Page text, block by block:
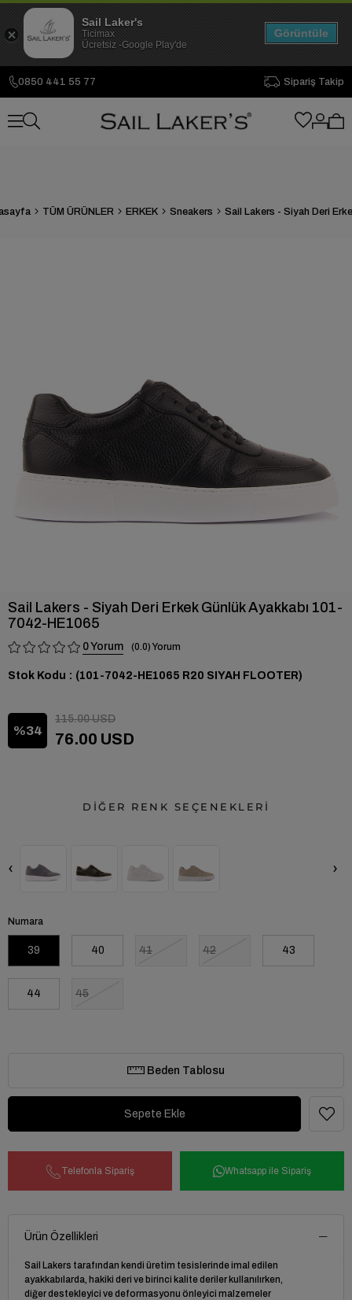
0850 441 55 77 Sipariş Takip
TÜM ÜRÜNLER ERKEK Sneakers
Sail Lakers - Siyah Deri Erkek Günlük Ayakkabı 101-
7042-HE1065
0 0.0
Stok Kodu (101-7042-HE1065 R20 SIYAH FLOOTER)
34
115.00 USD
76.00 USD
DİĞER RENK SEÇENEKLERİ
‹ ›
Numara
39 40 41 42 43
44 45
Beden Tablosu
Telefonla Sipariş Whatsapp ile Sipariş
Ürün Özellikleri
Sail Lakers tarafından kendi üretim tesislerinde imal edilen
ayakkabılarda, hakiki deri ve birinci kalite deriler kullanılırken,
diğer destekleyici ve deformasyonu önleyici malzemeler
Sail Laker's
Ticimax
Ücretsiz -Google Play'de
Görüntüle